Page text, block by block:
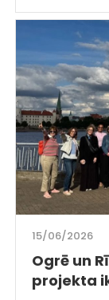
15/06/2026
Ogrē un
projekta